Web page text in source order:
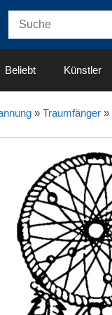
Beliebt Künstler
» Traumfänger»